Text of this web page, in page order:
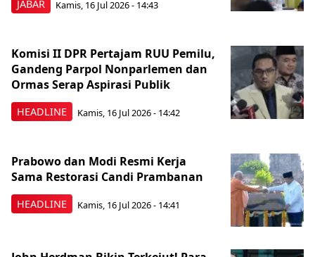
JABAR Kamis, 16 Jul 2026 - 14:43
HEADLINE
Komisi II DPR Pertajam RUU Pemilu,
Gandeng Parpol Nonparlemen dan
Ormas Serap Aspirasi Publik
Kamis, 16 Jul 2026 - 14:42
HEADLINE
Prabowo dan Modi Resmi Kerja
Sama Restorasi Candi Prambanan
Kamis, 16 Jul 2026 - 14:41